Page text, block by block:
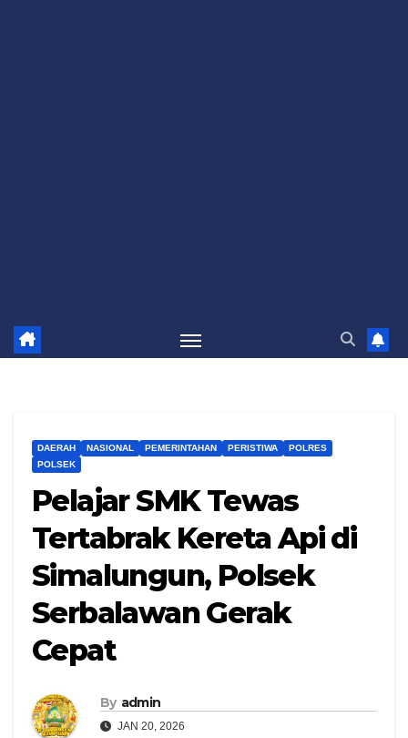
DAERAH NASIONAL PEMERINTAHAN PERISTIWA
POLRES
POLSEK
Pelajar SMK Tewas
Tertabrak Kereta Api di
Simalungun, Polsek
Serbalawan Gerak
Cepat
By admin
JAN 20, 2026